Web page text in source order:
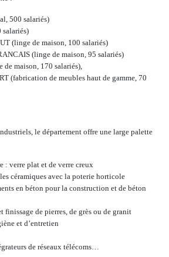
500 salariés)
(linge de maison, 100 salariés)
(linge de maison, 95 salariés)
de maison, 170 salariés),
(fabrication de meubles haut de gamme, 70
le département offre une large palette
: verre plat et de verre creux
céramiques avec la poterie horticole
en béton pour la construction et de béton
finissage de pierres, de grès ou de granit
et d’entretien
de réseaux télécoms…